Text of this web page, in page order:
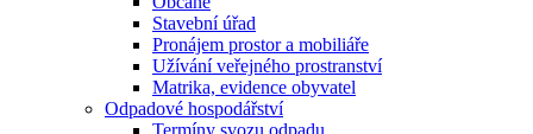
Stavební úřad
Pronájem prostor a mobiliáře
Užívání veřejného prostranství
Matrika, evidence obyvatel
Odpadové hospodářství
Termíny svozu odpadu